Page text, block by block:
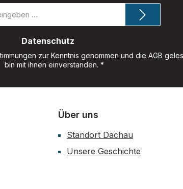
Datenschutz
zur Kenntnis genommen und die AGB
bin mit ihnen einverstanden. *
Über uns
Standort Dachau
Unsere Geschichte